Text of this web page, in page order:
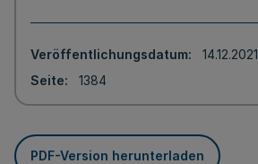
Veröffentlichungsdatum
14.12.2021
Seite
1384
PDF-Version herunterladen